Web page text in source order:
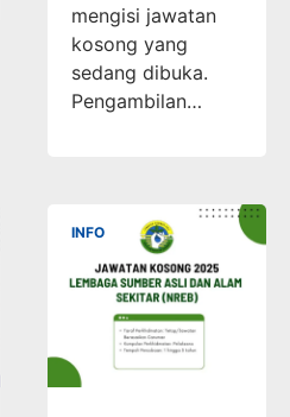
mengisi jawatan
kosong yang
sedang dibuka.
Pengambilan…
INFO